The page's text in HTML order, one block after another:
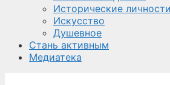
Исторические личности
Искусство
Душевное
Стань активным
Медиатека